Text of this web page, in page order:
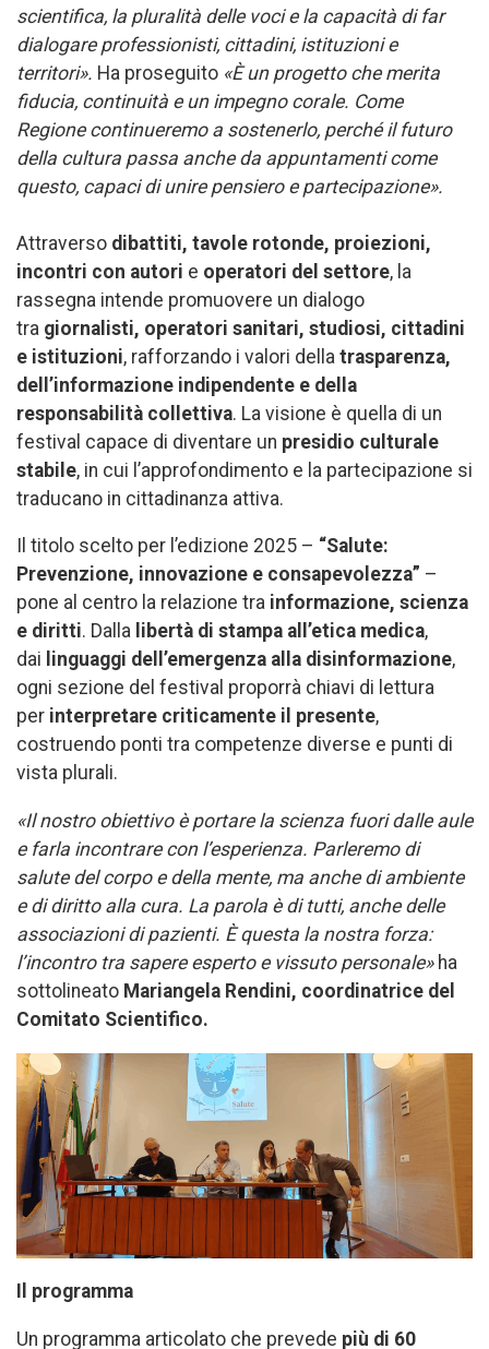
scientifica, la pluralità delle voci e la capacità di far
dialogare professionisti, cittadini, istituzioni e
territori». Ha proseguito «È un progetto che merita
fiducia, continuità e un impegno corale. Come
Regione continueremo a sostenerlo, perché il futuro
della cultura passa anche da appuntamenti come
questo, capaci di unire pensiero e partecipazione».
Attraverso dibattiti, tavole rotonde, proiezioni,
incontri con autori e operatori del settore, la
rassegna intende promuovere un dialogo
tra giornalisti, operatori sanitari, studiosi, cittadini
e istituzioni, rafforzando i valori della trasparenza,
dell’informazione indipendente e della
responsabilità collettiva. La visione è quella di un
festival capace di diventare un presidio culturale
stabile, in cui l’approfondimento e la partecipazione si
traducano in cittadinanza attiva.
Il titolo scelto per l’edizione 2025 – “Salute:
Prevenzione, innovazione e consapevolezza” –
pone al centro la relazione tra informazione, scienza
e diritti. Dalla libertà di stampa all’etica medica,
dai linguaggi dell’emergenza alla disinformazione,
ogni sezione del festival proporrà chiavi di lettura
per interpretare criticamente il presente,
costruendo ponti tra competenze diverse e punti di
vista plurali.
«Il nostro obiettivo è portare la scienza fuori dalle aule
e farla incontrare con l’esperienza. Parleremo di
salute del corpo e della mente, ma anche di ambiente
e di diritto alla cura. La parola è di tutti, anche delle
associazioni di pazienti. È questa la nostra forza:
l’incontro tra sapere esperto e vissuto personale»ha
sottolineato Mariangela Rendini, coordinatrice del
Comitato Scientifico.
Il programma
Un programma articolato che prevede più di 60